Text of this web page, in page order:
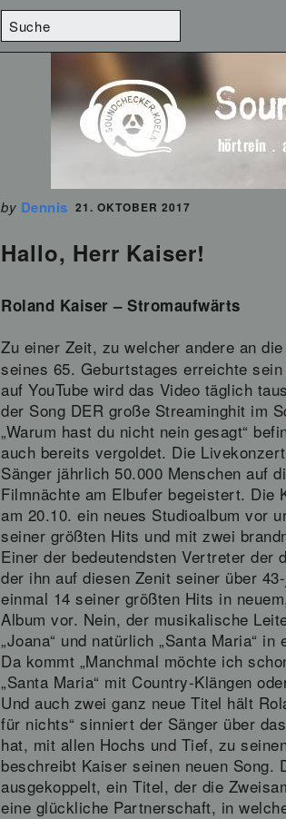
by Dennis 21. OKTOBER 2017
Hallo, Herr Kaiser!
Roland Kaiser – Stromaufwärts
Zu einer Zeit, zu welcher andere an
seines 65. Geburtstages erreichte
auf YouTube wird das Video täglich
der Song DER große Streaminghit im
„Warum hast du nicht nein gesagt“
auch bereits vergoldet. Die
Sänger jährlich 50.000 Menschen auf
Filmnächte am Elbufer begeistert. Die
am 20.10. ein neues Studioalbum vor
seiner größten Hits und mit zwei
Einer der bedeutendsten Vertreter
der ihn auf diesen Zenit seiner über
einmal 14 seiner größten Hits in
Album vor. Nein, der musikalische
„Joana“ und natürlich „Santa Maria“
Da kommt „Manchmal möchte ich
„Santa Maria“ mit Country-Klängen
Und auch zwei ganz neue Titel hält
für nichts“ sinniert der Sänger über
hat, mit allen Hochs und Tief, zu
beschreibt Kaiser seinen neuen Song.
ausgekoppelt, ein Titel, der die
eine glückliche Partnerschaft, in